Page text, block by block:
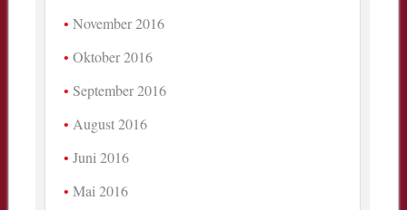
November 2016
Oktober 2016
September 2016
August 2016
Juni 2016
Mai 2016